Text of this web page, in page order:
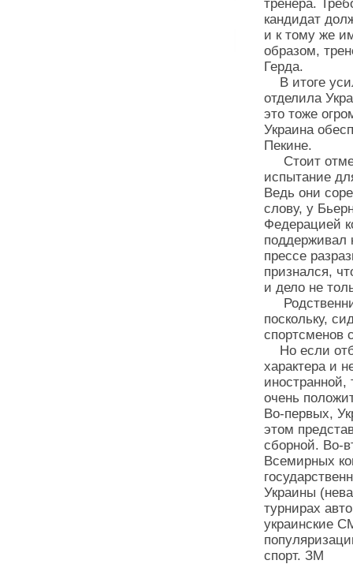
тренера.
кандидат
и к тому же
образом,
Герда.
В итоге
отделила
это тоже
Украина
Пекине.
Стоит
испытание
Ведь они
слову, у
Федерацией
поддерживал
прессе
признался,
и дело не
поскольку,
спортсменов
Но если
характера и
очень
Во-первых,
этом
сборной. Во-
Всемирных
Украины
турнирах
украинские
спорт. ЗМ